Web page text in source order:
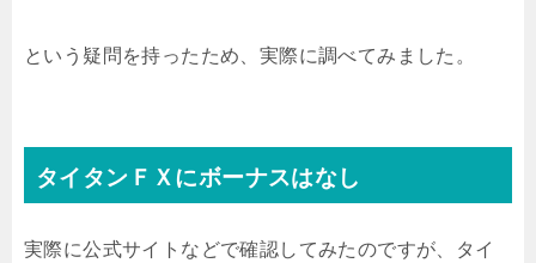
という疑問を持ったため、実際に調べてみました。
タイタンＦＸにボーナスはなし
実際に公式サイトなどで確認してみたのですが、タイ